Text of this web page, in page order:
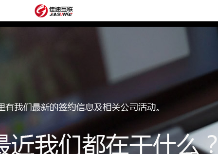
建
板
音
获
阿
里
经